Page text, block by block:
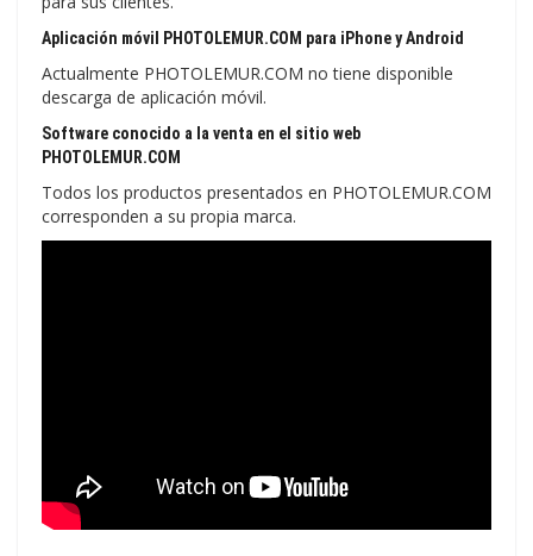
Aplicación móvil PHOTOLEMUR.COM para iPhone y Android
Actualmente PHOTOLEMUR.COM no tiene disponible
descarga de aplicación móvil.
Software conocido a la venta en el sitio web
PHOTOLEMUR.COM
Todos los productos presentados en PHOTOLEMUR.COM
corresponden a su propia marca.